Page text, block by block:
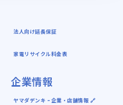
法人向け延長保証
家電リサイクル料金表
企業情報
ヤマダデンキ ｰ 企業・店舗情報 🔗